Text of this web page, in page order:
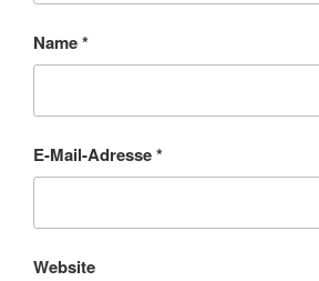
Name*
E-Mail-Adresse*
Website